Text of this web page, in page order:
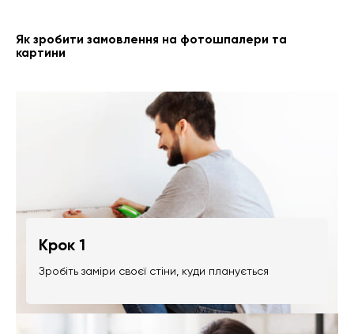
Як зробити замовлення на фотошпалери та
картини
Крок 1
Зробіть заміри своєї стіни, куди планується